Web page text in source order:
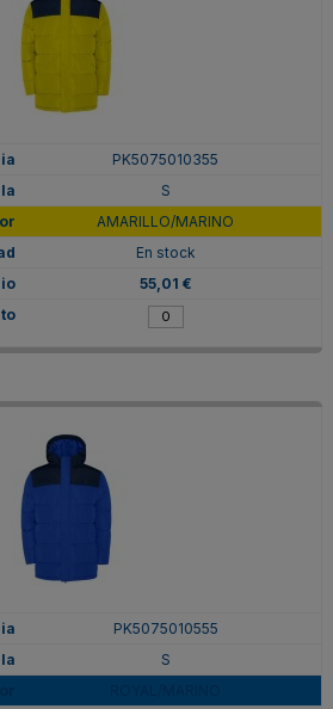
PK5075010355
S
AMARILLO/MARINO
En stock
55,01 €
PK5075010555
S